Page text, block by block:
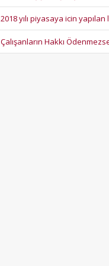
2018 yılı piyasaya icin
Çalışanların Hakkı